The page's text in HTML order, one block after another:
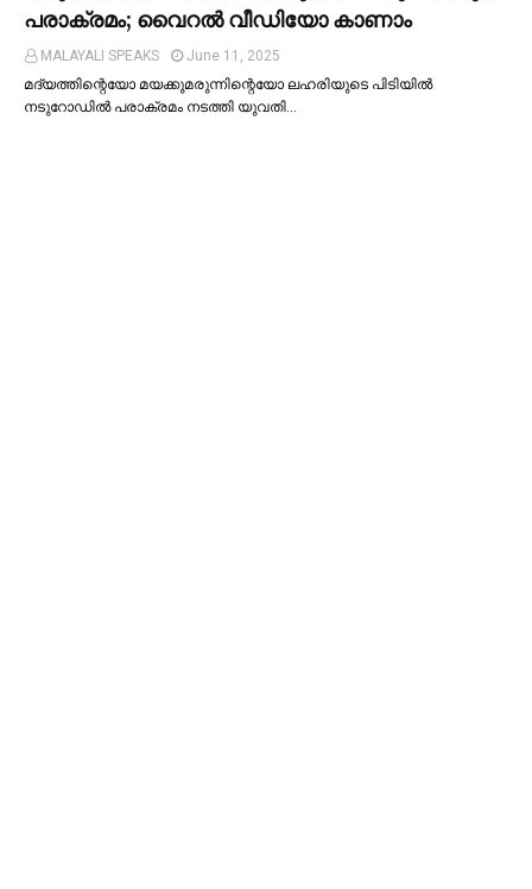
പരാക്രമം; വൈറൽ വീഡിയോ കാണാം
MALAYALI SPEAKS
June 11, 2025
മദ്യത്തിന്റെയോ മയക്കുമരുന്നിന്റെയോ ലഹരിയുടെ പിടിയില്‍
നടുറോഡില്‍ പരാക്രമം നടത്തി യുവതി…